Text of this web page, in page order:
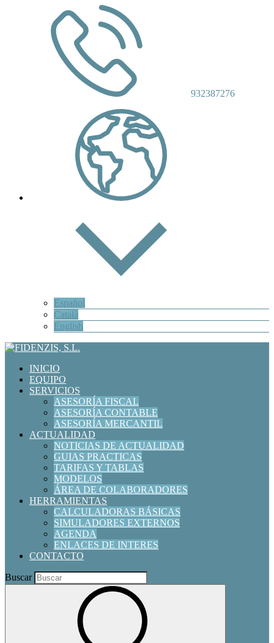
932387276
Español
Català
English
INICIO
EQUIPO
SERVICIOS
ASESORÍA FISCAL
ASESORÍA CONTABLE
ASESORÍA MERCANTIL
ACTUALIDAD
NOTICIAS DE ACTUALIDAD
GUIAS PRACTICAS
TARIFAS Y TABLAS
MODELOS
ÁREA DE COLABORADORES
HERRAMIENTAS
CALCULADORAS BÁSICAS
SIMULADORES EXTERNOS
AGENDA
ENLACES DE INTERES
CONTACTO
Buscar